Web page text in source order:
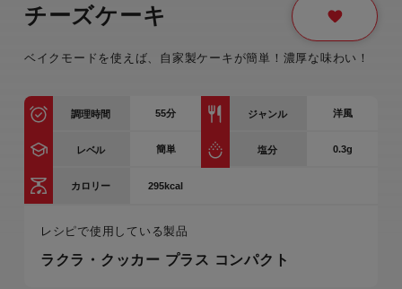
チーズケーキ
ベイクモードを使えば、自家製ケーキが簡単！濃厚な味わい！
調理時間 55分 ジャンル 洋風
レベル 簡単 塩分 0.3g
カロリー 295kcal
レシピで使用している製品
ラクラ・クッカー プラス コンパクト